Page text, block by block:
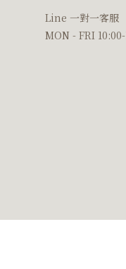
Line 一對一客服
MON - FRI